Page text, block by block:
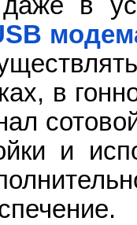
в
и